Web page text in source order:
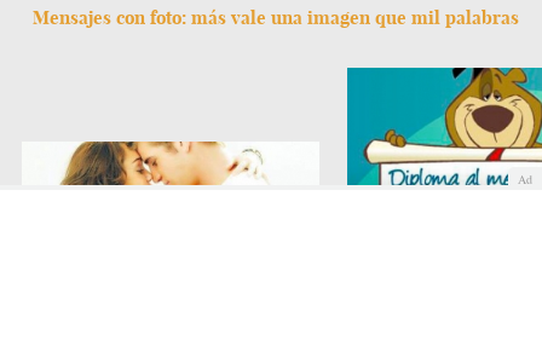
Mensajes con foto: más vale una imagen que mil palabras
Ad